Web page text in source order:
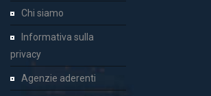
Chi siamo
Informativa sulla
privacy
Agenzie aderenti